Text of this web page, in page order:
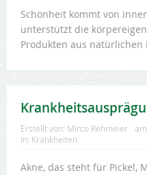
Schönheit kommt von
unterstützt die
Produkten aus natürlichen
Erstellt von: Mirco Rehmeier
In: Krankheiten
Akne, das steht für Pickel,